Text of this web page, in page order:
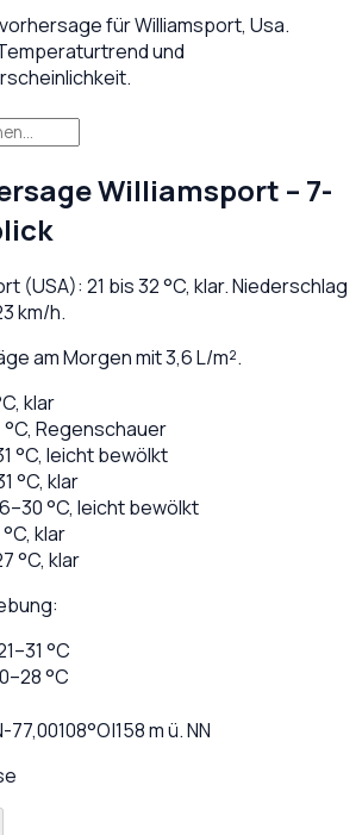
fürWilliamsport, Usa.
und
Williamsport – 7-
(USA): 21 bis32°C, klar. Niederschlag
km/h.
am Morgen mit 3,6 L/m².
klar
°C, Regenschauer
°C, leicht bewölkt
°C, klar
–30°C, leicht bewölkt
°C, klar
°C, klar
–31 °C
–28°C
-77,00108°O|158m ü. NN